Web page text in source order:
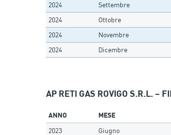
2024
Settembre
2024
Ottobre
2024
Novembre
2024
Dicembre
AP RETI GAS ROVIGO S.R.L. –
ANNO MESE
2023
Giugno